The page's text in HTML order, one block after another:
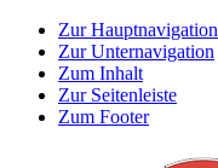
Zur Hauptnavigation
Zur Unternavigation
Zum Inhalt
Zur Seitenleiste
Zum Footer